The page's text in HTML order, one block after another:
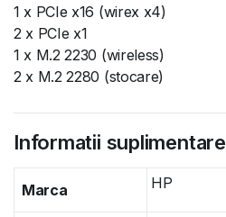
1 x PCIe x16 (wirex x4)
2 x PCIe x1
1 x M.2 2230 (wireless)
2 x M.2 2280 (stocare)
Informatii suplimentare
Marca HP